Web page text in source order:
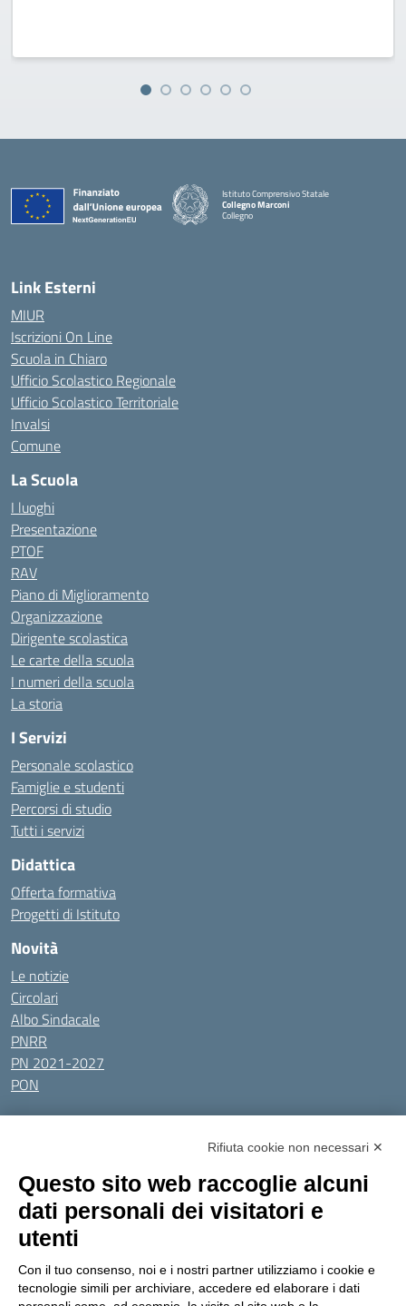
Istituto Comprensivo Statale
Collegno Marconi
Collegno
Link Esterni
MIUR
Iscrizioni On Line
Scuola in Chiaro
Ufficio Scolastico Regionale
Ufficio Scolastico Territoriale
Invalsi
Comune
La Scuola
I luoghi
Presentazione
PTOF
RAV
Piano di Miglioramento
Organizzazione
Dirigente scolastica
Le carte della scuola
I numeri della scuola
La storia
I Servizi
Personale scolastico
Famiglie e studenti
Percorsi di studio
Tutti i servizi
Didattica
Offerta formativa
Progetti di Istituto
Novità
Le notizie
Circolari
Albo Sindacale
PNRR
PN 2021-2027
PON
Tutti gli argomenti
Amministrazione Trasparente
Privacy Policy
Dichiarazione di accessibilitàObiettivi di accessibilità
Seguici su:
Indirizzo:Via Gaetano Donizetti 30, Collegno
Rifiuta cookie non necessari ✕
Questo sito web raccoglie alcuni
dati personali dei visitatori e
utenti
Con il tuo consenso, noi e i nostri partner utilizziamo i cookie e
tecnologie simili per archiviare, accedere ed elaborare i dati